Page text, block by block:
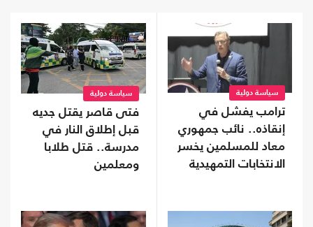
سياسة دولية
ترامب يفشل في
إنقاذه.. نائب جمهوري
معاد للمسلمين يخسر
الانتخابات التمهيدية
سياسة دولية
فتى قاصر يقتل جديه
قبل إطلاق النار في
مدرسة.. قتل طلابا
ومعلمين